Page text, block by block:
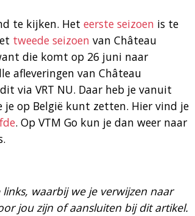
te kijken. Het eerste seizoen is te
tweede seizoen van Château
die komt op 26 juni naar
afleveringen van Château
via VRT NU. Daar heb je vanuit
je op België kunt zetten. Hier vind je
. Op VTM Go kun je dan weer naar
waarbij we je verwijzen naar
jou zijn of aansluiten bij dit artikel.